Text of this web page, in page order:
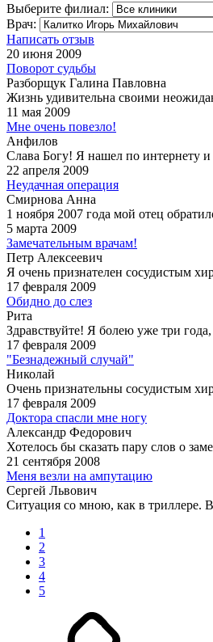
Выберите филиал:
Врач:
Написать отзыв
20 июня 2009
Поворот судьбы
Разборщук Галина Павловна
Жизнь удивительна своими
11 мая 2009
Мне очень повезло!
Анфилов
Слава Богу! Я нашел по интернету и
22 апреля 2009
Неудачная операция
Смирнова Анна
1 ноября 2007 года мой отец
5 марта 2009
Замечательным врачам!
Петр Алексеевич
Я очень признателен сосудистым
17 февраля 2009
Обидно до слез
Рита
Здравствуйте! Я болею уже три
17 февраля 2009
"Безнадежный случай"
Николай
Очень признательны сосудистым
17 февраля 2009
Доктора спасли мне ногу
Александр Федорович
Хотелось бы сказать пару слов о
21 сентября 2008
Меня везли на ампутацию
Сергей Львович
Ситуация со мною, как в триллере. В
1
2
3
4
5